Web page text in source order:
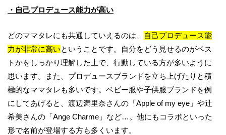
・自己プロデュース能力が高い
どのママタレにも共通していえるのは、
自己プロデュース能
力が非常に高いということです。自分をどう見せるのがベス
トかをしっかり理解した上で、行動している方が多いように
思います。また、プロデュースブランドを立ち上げたりと積
極的なママタレも多いです。ベビー服や子供服ブランドを例
にしてあげると、渡辺満里奈さんの「Apple of my eye」や辻
希美さんの「Ange Charme」など…。他にもコラボといった
形で名前が登場する方も多くいます。